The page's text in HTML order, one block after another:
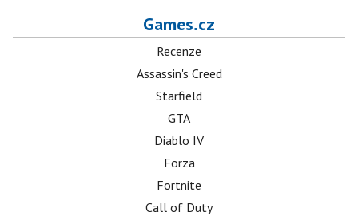
Games.cz
Recenze
Assassin's Creed
Starfield
GTA
Diablo IV
Forza
Fortnite
Call of Duty